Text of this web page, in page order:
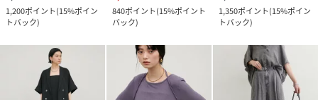
1,200ポイント(15%ポイン
トバック)
840ポイント(15%ポイント
バック)
1,350ポイント(15%ポイン
トバック)